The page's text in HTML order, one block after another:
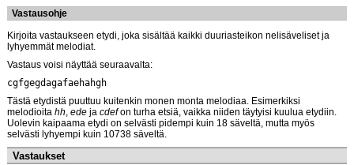
Vastausohje
Kirjoita vastaukseen etydi, joka sisältää kaikki duuriasteikon nelisäveliset ja
lyhyemmät melodiat.
Vastaus voisi näyttää seuraavalta:
cgfgegdagafaehahgh
Tästä etydistä puuttuu kuitenkin monen monta melodiaa. Esimerkiksi
melodioita hh, ede ja cdefon turha etsiä, vaikka niiden täytyisi kuulua etydiin.
Uolevin kaipaama etydi on selvästi pidempi kuin 18 säveltä, mutta myös
selvästi lyhyempi kuin 10738 säveltä.
Vastaukset